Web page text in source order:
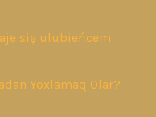
się ulubieńcem
Yoxlamaq Olar?